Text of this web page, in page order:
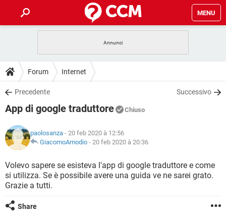
MENU
INTRATTENIMENTO
iOS
INSTAGRAM WHATSAPP
TIKTOK
HARDWARE
GUIDE
COVID-19
INSTAGRAM WHATSAPP
TIKTOK
HARDWARE
DOWNLOAD
COVID-19 GAMING
INTRATTENIMENTO
iOS WINDOWS 10
INSTAGRAM WHATSAPP
TIKTOK FACEBOOK
FORUM
COVID-19 GAMING
INTRATTENIMENTO
iOS WINDOWS 10
INSTAGRAM
TIKTOK
GLOSSARIO
COVID-19 GAMING
INTRATTENIMENTO ANDROID
INSTAGRAM
Forum Internet
Precedente Successivo
App di google traduttore Chiuso
paolosanza - 20 feb 2020 à 12:56
GiacomoAmodio - 20 feb 2020 à 20:36
Volevo sapere se esisteva l'app di google traduttore e come
si utilizza. Se è possibile avere una guida ve ne sarei grato.
Grazie a tutti.
Share